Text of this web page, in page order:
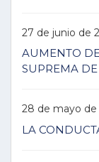
27 de junio de
AUMENTO
SUPREMA
28 de mayo de
LA